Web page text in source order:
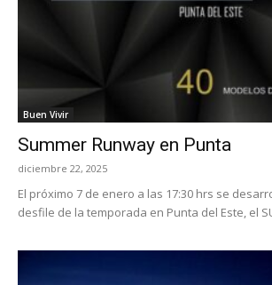
Buen Vivir
Summer Runway en Punta
diciembre 22, 2025
El próximo 7 de enero a las 17:30 hrs se
desfile de la temporada en Punta del Este, el